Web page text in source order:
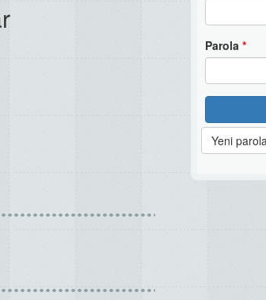
Parola *
Yeni